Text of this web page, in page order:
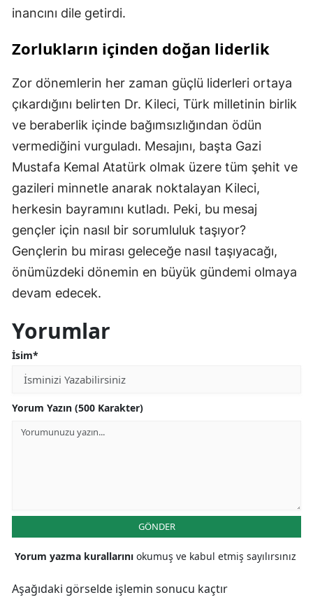
inancını dile getirdi.
Zorlukların içinden doğan liderlik
Zor dönemlerin her zaman güçlü liderleri ortaya
çıkardığını belirten Dr. Kileci, Türk milletinin birlik
ve beraberlik içinde bağımsızlığından ödün
vermediğini vurguladı. Mesajını, başta Gazi
Mustafa Kemal Atatürk olmak üzere tüm şehit ve
gazileri minnetle anarak noktalayan Kileci,
herkesin bayramını kutladı. Peki, bu mesaj
gençler için nasıl bir sorumluluk taşıyor?
Gençlerin bu mirası geleceğe nasıl taşıyacağı,
önümüzdeki dönemin en büyük gündemi olmaya
devam edecek.
Yorumlar
İsim*
Yorum Yazın (500 Karakter)
GÖNDER
Yorum yazma kurallarını okumuş ve kabul etmiş sayılırsınız
Aşağıdaki görselde işlemin sonucu kaçtır